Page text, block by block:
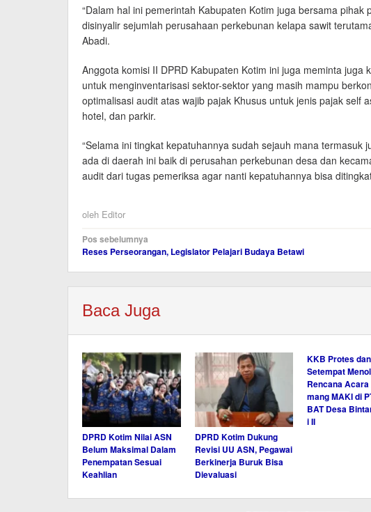
“Dalam hal ini pemerintah Kabupaten Kotim juga bersama
disinyalir sejumlah perusahaan perkebunan kelapa sawit
Abadi.
Anggota komisi II DPRD Kabupaten Kotim ini juga meminta juga
untuk menginventarisasi sektor-sektor yang masih mampu
optimalisasi audit atas wajib pajak Khusus untuk jenis pajak self
hotel, dan parkir.
“Selama ini tingkat kepatuhannya sudah sejauh mana termasuk
ada di daerah ini baik di perusahan perkebunan desa dan
audit dari tugas pemeriksa agar nanti kepatuhannya bisa
oleh Editor
Navigasi
pos
Pos sebelumnya
Reses Perseorangan, Legislator Pelajari Budaya Betawi
Baca Juga
DPRD Kotim Nilai ASN
Belum Maksimal Dalam
Penempatan Sesuai
Keahlian
DPRD Kotim Dukung
Revisi UU ASN, Pegawai
Berkinerja Buruk Bisa
Dievaluasi
KKB Protes
Setempat
Rencana
mang MAKI di
BAT Desa
i II